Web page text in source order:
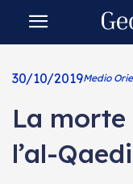
30/10/2019Medio
La
l’al-